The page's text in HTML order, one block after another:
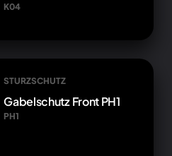
K04
STURZSCHUTZ
Gabelschutz Front PH1
PH1